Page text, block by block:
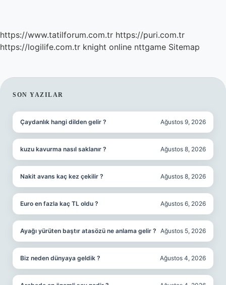
https://www.tatilforum.com.tr https://puri.com.tr
https://logilife.com.tr knight online nttgame Sitemap
SIDEBAR
SON YAZILAR
Çaydanlık hangi dilden gelir ? Ağustos 9, 2026
kuzu kavurma nasıl saklanır ? Ağustos 8, 2026
Nakit avans kaç kez çekilir ? Ağustos 8, 2026
Euro en fazla kaç TL oldu ? Ağustos 6, 2026
Ayağı yürüten baştır atasözü ne anlama gelir ? Ağustos 5, 2026
Biz neden dünyaya geldik ? Ağustos 4, 2026